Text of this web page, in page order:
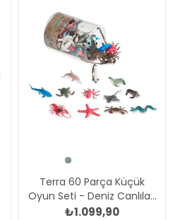
Terra 60 Parça Küçük
Oyun Seti - Deniz Canlıları
Çok Renkli
₺1.099,90